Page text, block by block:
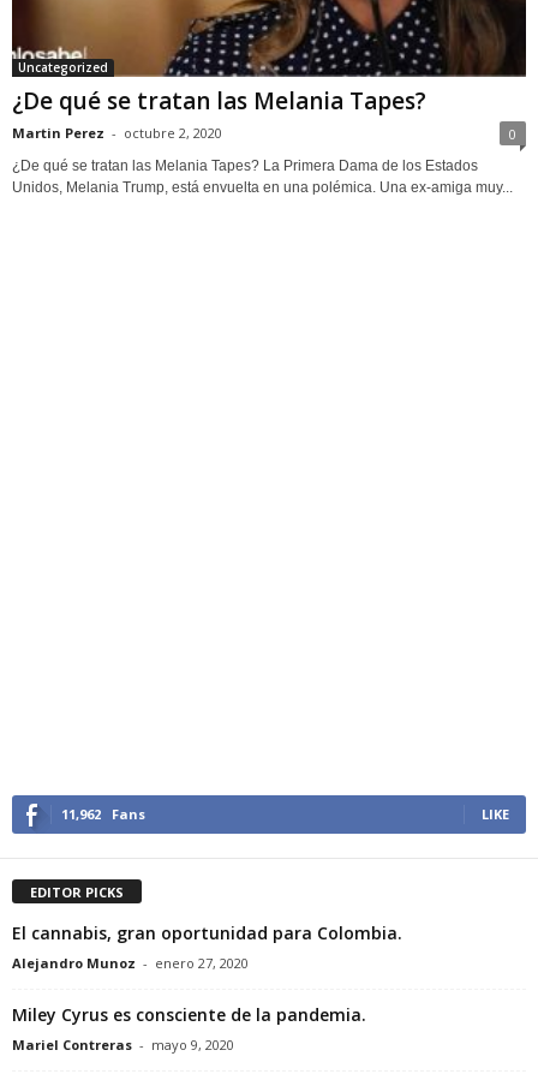
Uncategorized
¿De qué se tratan las Melania Tapes?
Martin Perez - octubre 2, 2020 0
¿De qué se tratan las Melania Tapes? La Primera Dama de los Estados
Unidos, Melania Trump, está envuelta en una polémica. Una ex-amiga muy...
11,962 Fans LIKE
EDITOR PICKS
El cannabis, gran oportunidad para Colombia.
Alejandro Munoz - enero 27, 2020
Miley Cyrus es consciente de la pandemia.
Mariel Contreras - mayo 9, 2020